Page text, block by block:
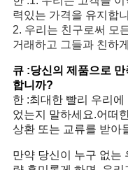
력있는 가격을 유지합
2. 우리는 친구로써 모
거래하고 그들과 친하
큐 :당신의 제품으로
합니까?
한 :최대한 빨리 우리
었는지 말하세요.어떠
상환 또는 교류를 받아
만약 당신이 누구 없는